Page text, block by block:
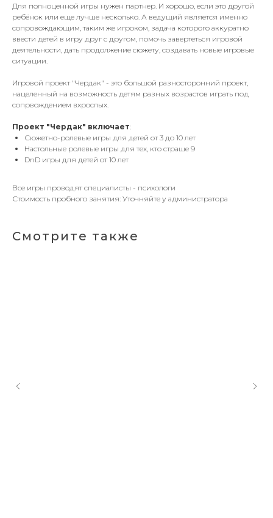
Для полноценной игры нужен партнер. И хорошо, если это другой
ребёнок или еще лучше несколько. А ведущий является именно
сопровождающим, таким же игроком, задача которого аккуратно
ввести детей в игру друг с другом, помочь завертеться игровой
деятельности, дать продолжение сюжету, создавать новые игровые
ситуации.
Игровой проект "Чердак" - это большой разносторонний проект,
нацеленный на возможность детям разных возрастов играть под
сопрвождением вхрослых.
Проект "Чердак" включает:
Сюжетно-ролевые игры для детей от 3 до 10 лет
Настольные ролевые игры для тех, кто страше 9
DnD игры для детей от 10 лет
Все игры проводят специалисты - психологи
Стоимость пробного занятия: Уточняйте у администратора
Смотрите также